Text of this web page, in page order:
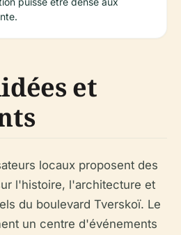
et
locaux proposent des
l'histoire, l'architecture et
du boulevard Tverskoï. Le
un centre d'événements